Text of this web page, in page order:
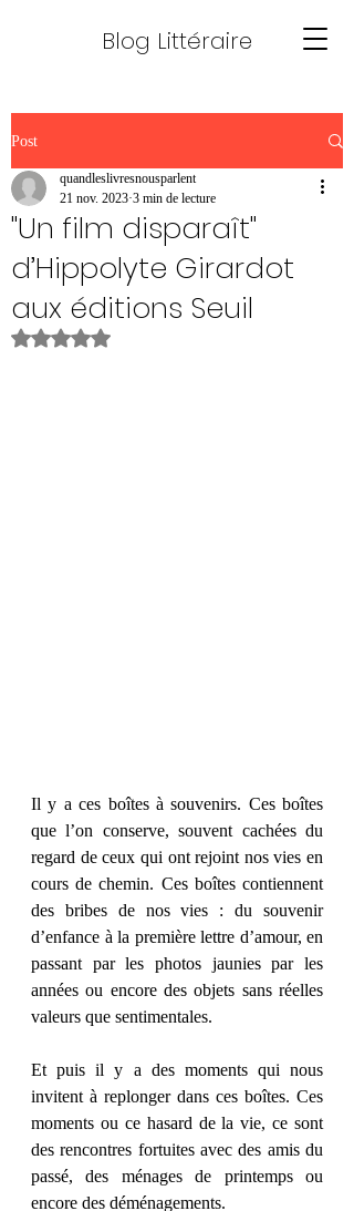
Blog Littéraire
Post
"Un film disparaît"
d’Hippolyte Girardot
aux éditions Seuil
quandleslivresnousparlent
21 nov. 2023 3 min de lecture
Noté NaN étoiles sur 5.
Il y a ces boîtes à souvenirs. Ces boîtes
que l’on conserve, souvent cachées du
regard de ceux qui ont rejoint nos vies en
cours de chemin. Ces boîtes contiennent
des bribes de nos vies : du souvenir
d’enfance à la première lettre d’amour, en
passant par les photos jaunies par les
années ou encore des objets sans réelles
valeurs que sentimentales.
Et puis il y a des moments qui nous
invitent à replonger dans ces boîtes. Ces
moments ou ce hasard de la vie, ce sont
des rencontres fortuites avec des amis du
passé, des ménages de printemps ou
encore des déménagements.